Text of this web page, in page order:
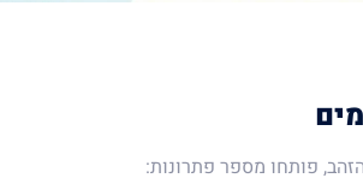
פותחו מספר פתרונות: